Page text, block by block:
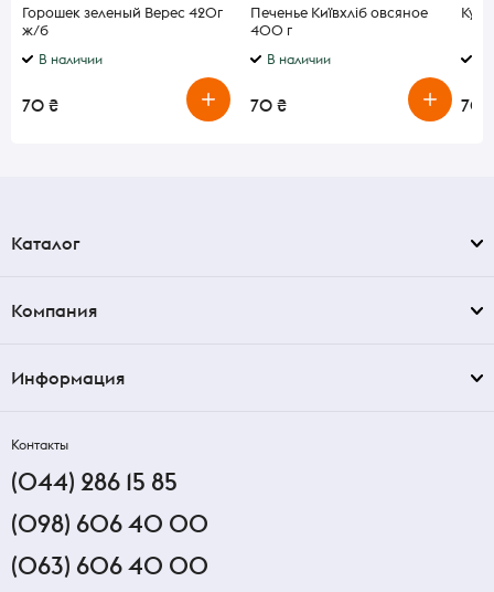
Горошек зеленый Верес 420г
ж/б
В наличии
70 ₴
Печенье Київхліб овсяное
400 г
В наличии
70 ₴ 70
Каталог
Компания
Информация
Контакты
(044) 286 15 85
(098) 606 40 00
(063) 606 40 00